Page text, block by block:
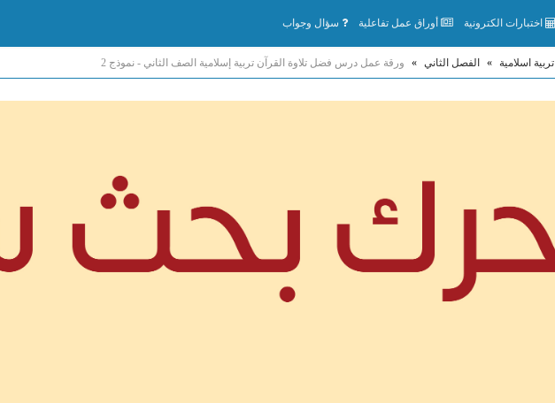
اختبارات الكترونية أوراق عمل تفاعلية سؤال وجواب
تربية اسلامية » الفصل الثاني » ورقة عمل درس فضل تلاوة القرآن تربية إسلامية الصف الثاني - نموذج 2